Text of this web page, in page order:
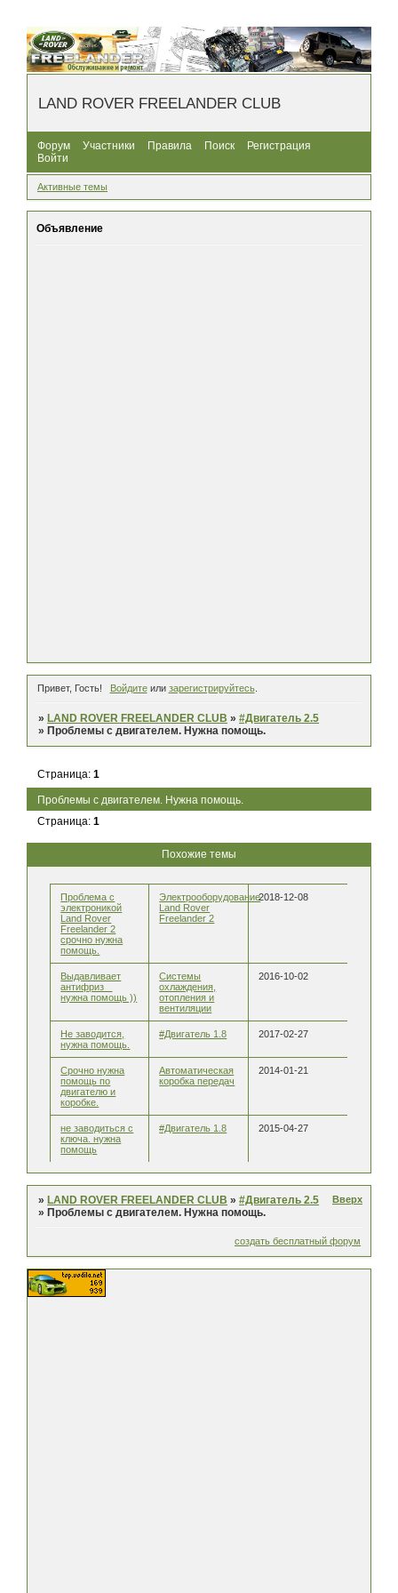
LAND ROVER FREELANDER CLUB
Форум Участники Правила Поиск
Регистрация
Войти
Активные темы
Объявление
Привет, Гость! Войдитеили зарегистрируйтесь.
» LAND ROVER FREELANDER CLUB »#Двигатель 2.5
» Проблемы с двигателем. Нужна помощь.
Проблемы с двигателем. Нужна помощь.
Страница:1
Страница:1
Похожие темы
Проблема с
электроникой
Land Rover
Freelander 2
срочно нужна
помощь.
Электрооборудование
Land Rover
Freelander 2
2018-12-08
Выдавливает
антифриз _
нужна помощь ))
Системы
охлаждения,
отопления и
вентиляции
2016-10-02
Не заводится,
нужна помощь.
#Двигатель 1.8 2017-02-27
Срочно нужна
помощь по
двигателю и
коробке.
Автоматическая
коробка передач
2014-01-21
не заводиться с
ключа. нужна
помощь
#Двигатель 1.8 2015-04-27
» LAND ROVER FREELANDER CLUB »#Двигатель 2.5
» Проблемы с двигателем. Нужна помощь.
Вверх
создать бесплатный форум